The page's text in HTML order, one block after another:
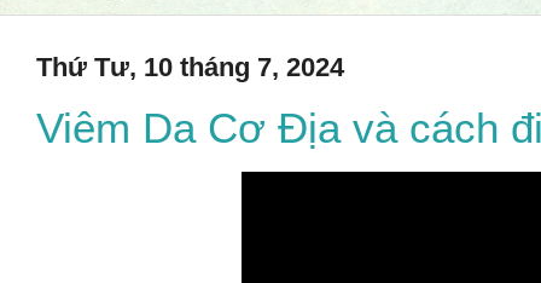
Thứ Tư, 10 tháng 7, 2024
Viêm Da Cơ Địa và cách